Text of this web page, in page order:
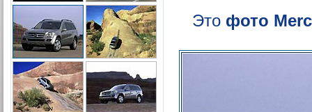
Это фото